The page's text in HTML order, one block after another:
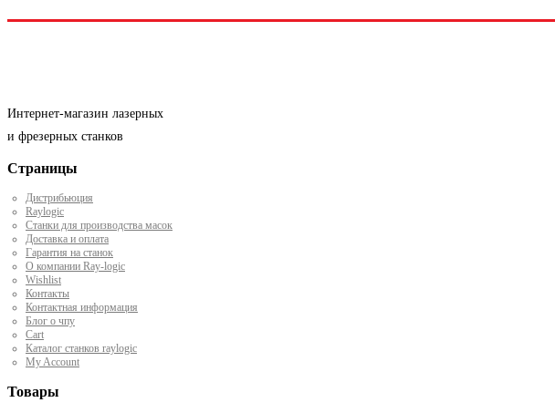
Интернет-магазин лазерных
и фрезерных станков
Страницы
Дистрибьюция
Raylogic
Станки для производства масок
Доставка и оплата
Гарантия на станок
О компании Ray-logic
Wishlist
Контакты
Контактная информация
Блог о чпу
Cart
Каталог станков raylogic
My Account
Товары